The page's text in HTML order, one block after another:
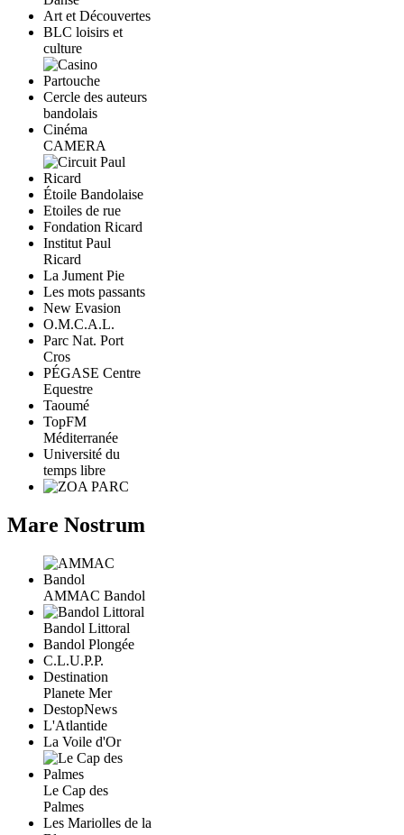
Art et Découvertes
BLC loisirs et
culture
Cercle des auteurs
bandolais
Cinéma
CAMERA
Étoile Bandolaise
Etoiles de rue
Fondation Ricard
Institut Paul
Ricard
La Jument Pie
Les mots passants
New Evasion
O.M.C.A.L.
Parc Nat. Port
Cros
PÉGASE Centre
Equestre
Taoumé
TopFM
Méditerranée
Université du
temps libre
Mare Nostrum
AMMAC Bandol
Bandol Littoral
Bandol Plongée
C.L.U.P.P.
Destination
Planete Mer
DestopNews
L'Atlantide
La Voile d'Or
Le Cap des
Palmes
Les Mariolles de la